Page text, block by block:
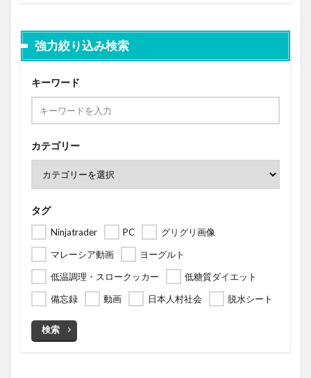
強力絞り込み検索
キーワード
カテゴリー
タグ
Ninjatrader PC
グリグリ画像
マレーシア動画
ヨーグルト
低温調理・スロークッカー
低糖質ダイエット
備忘録
動画 日本人村社会 脱水シート
検索